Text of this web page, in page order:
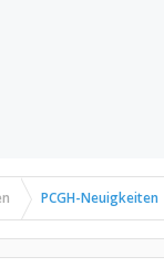
PCGH-Neuigkeiten